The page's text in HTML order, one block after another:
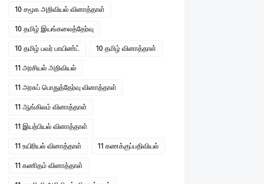
10 சமூக அறிவியல் வினாத்தாள்
10 தமிழ் இயங்கலைத்தேர்வு
10 தமிழ் பவர் பாயிண்ட் 10 தமிழ் வினாத்தாள்
11 அரசியல் அறிவியல்
11 அரசுப் பொதுத்தேர்வு வினாத்தாள்
11 ஆங்கிலம் வினாத்தாள்
11 இயற்பியல் வினாத்தாள்
11 உயிரியல் வினாத்தாள் 11 கணக்குப்பதிவியல்
11 கணிதம் வினாத்தாள்